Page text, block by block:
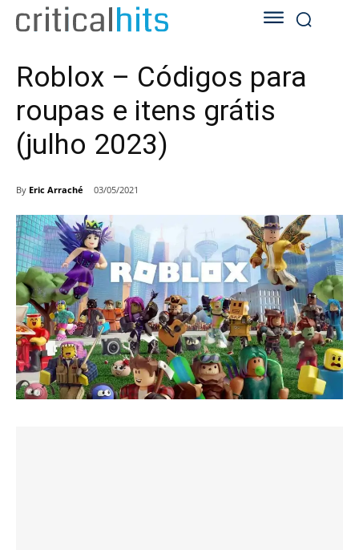
Roblox – Códigos para
roupas e itens grátis
(julho 2023)
By Eric Arraché 03/05/2021